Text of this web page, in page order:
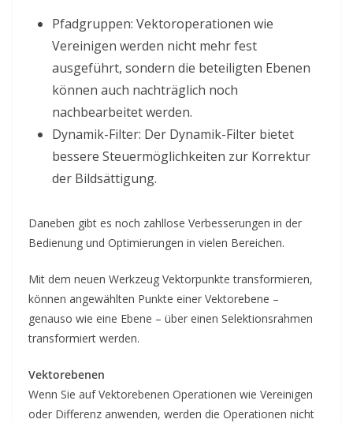
Pfadgruppen: Vektoroperationen wie
Vereinigen werden nicht mehr fest
ausgeführt, sondern die beteiligten Ebenen
können auch nachträglich noch
nachbearbeitet werden.
Dynamik-Filter: Der Dynamik-Filter bietet
bessere Steuermöglichkeiten zur Korrektur
der Bildsättigung.
Daneben gibt es noch zahllose Verbesserungen in der
Bedienung und Optimierungen in vielen Bereichen.
Mit dem neuen Werkzeug Vektorpunkte transformieren,
können angewählten Punkte einer Vektorebene –
genauso wie eine Ebene – über einen Selektionsrahmen
transformiert werden.
Vektorebenen
Wenn Sie auf Vektorebenen Operationen wie Vereinigen
oder Differenz anwenden, werden die Operationen nicht